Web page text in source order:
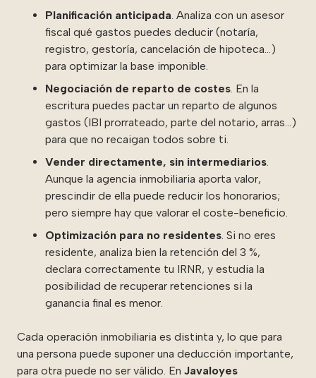
Planificación anticipada. Analiza con un asesor
fiscal qué gastos puedes deducir (notaría,
registro, gestoría, cancelación de hipoteca…)
para optimizar la base imponible.
Negociación de reparto de costes. En la
escritura puedes pactar un reparto de algunos
gastos (IBI prorrateado, parte del notario, arras…)
para que no recaigan todos sobre ti.
Vender directamente, sin intermediarios.
Aunque la agencia inmobiliaria aporta valor,
prescindir de ella puede reducir los honorarios;
pero siempre hay que valorar el coste-beneficio.
Optimización para no residentes. Si no eres
residente, analiza bien la retención del 3 %,
declara correctamente tu IRNR, y estudia la
posibilidad de recuperar retenciones si la
ganancia final es menor.
Cada operación inmobiliaria es distinta y, lo que para
una persona puede suponer una deducción importante,
para otra puede no ser válido. En Javaloyes